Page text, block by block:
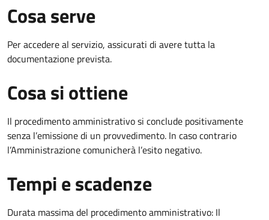
Cosa serve
Per accedere al servizio, assicurati di avere tutta la
documentazione prevista.
Cosa si ottiene
Il procedimento amministrativo si conclude positivamente
senza l’emissione di un provvedimento. In caso contrario
l’Amministrazione comunicherà l’esito negativo.
Tempi e scadenze
Durata massima del procedimento amministrativo: Il